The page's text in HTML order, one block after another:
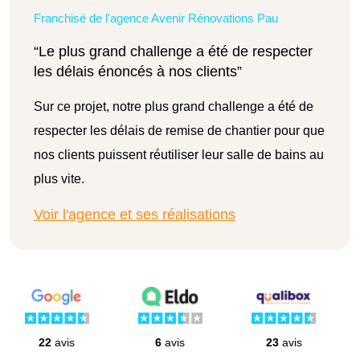
Franchisé de l'agence Avenir Rénovations Pau
“Le plus grand challenge a été de respecter
les délais énoncés à nos clients”
Sur ce projet, notre plus grand challenge a été de
respecter les délais de remise de chantier pour que
nos clients puissent réutiliser leur salle de bains au
plus vite.
Voir l'agence et ses réalisations
22 avis 6 avis 23avis